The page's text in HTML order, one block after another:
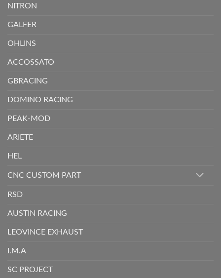
NITRON
GALFER
OHLINS
ACCOSSATO
GBRACING
DOMINO RACING
PEAK-MOD
ARIETE
HEL
CNC CUSTOM PART
RSD
AUSTIN RACING
LEOVINCE EXHAUST
I.M.A
SC PROJECT